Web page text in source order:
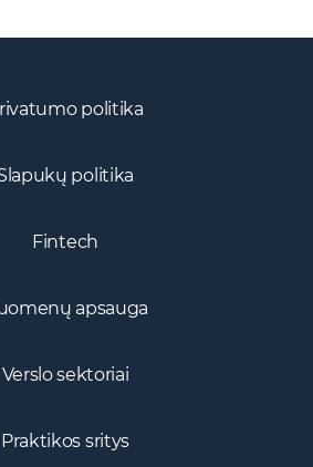
politika
politika
Fintech
apsauga
Verslo sektoriai
Praktikos sritys